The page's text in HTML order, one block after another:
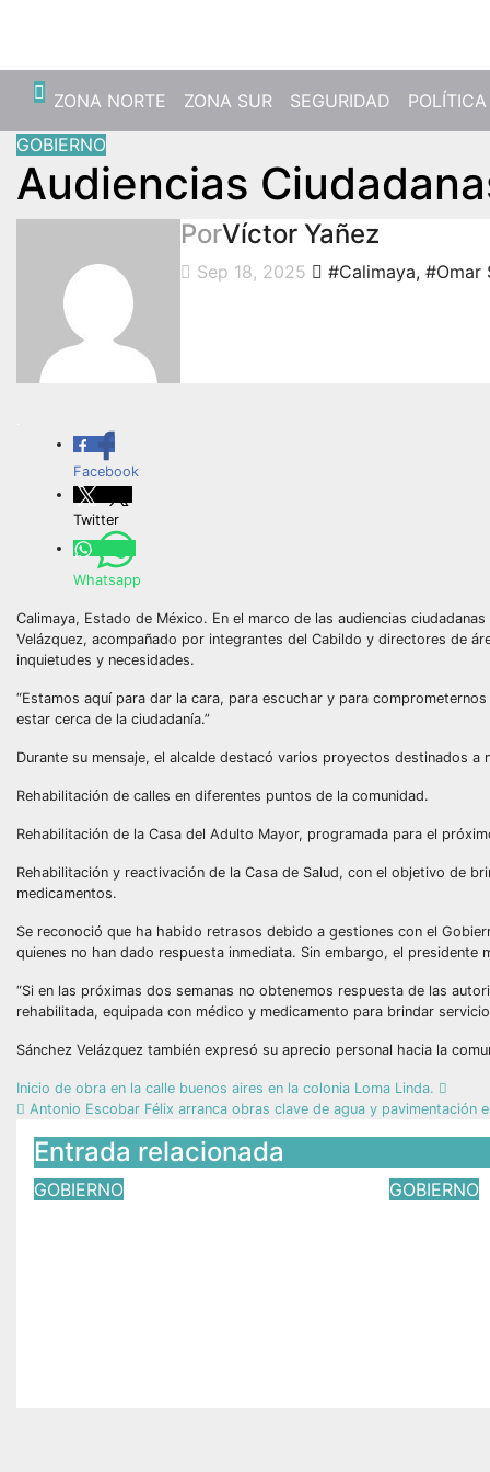
ZONA NORTE ZONA SUR SEGURIDAD
POLÍTICA
GOBIERNO
Audiencias
PorVíctor Yañez
Sep 18, 2025 #Calimaya, #Omar
Facebook
Twitter
Whatsapp
Calimaya, Estado de México. En el marco de las audiencias
Velázquez, acompañado por integrantes del Cabildo y directores de
inquietudes y necesidades.
“Estamos aquí para dar la cara, para escuchar y para
estar cerca de la ciudadanía.”
Durante su mensaje, el alcalde destacó varios proyectos destinados
Rehabilitación de calles en diferentes puntos de la comunidad.
Rehabilitación de la Casa del Adulto Mayor, programada para el
Rehabilitación y reactivación de la Casa de Salud, con el objetivo de
medicamentos.
Se reconoció que ha habido retrasos debido a gestiones con el
quienes no han dado respuesta inmediata. Sin embargo, el presidente
“Si en las próximas dos semanas no obtenemos respuesta de las
rehabilitada, equipada con médico y medicamento para brindar
Sánchez Velázquez también expresó su aprecio personal hacia la
Inicio de obra en la calle buenos aires en la colonia Loma Linda.
Antonio Escobar Félix arranca obras clave de agua y pavimentación
Entrada relacionada
GOBIERNO GOBIERNO